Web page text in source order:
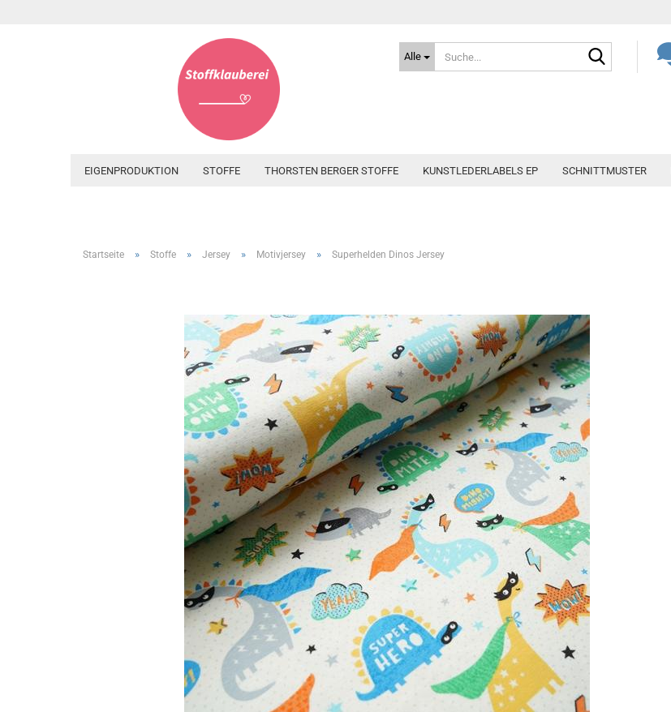
Alle
EIGENPRODUKTION STOFFE THORSTEN BERGER STOFFE KUNSTLEDERLABELS EP SCHNITTMUSTER
Startseite » Stoffe » Jersey » Motivjersey » Superhelden Dinos Jersey